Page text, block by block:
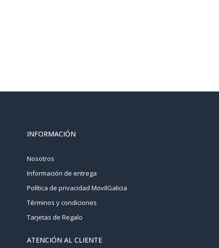
INFORMACIÓN
Nosotros
Información de entrega
Política de privacidad MovilGalicia
Términos y condiciones
Tarjetas de Regalo
ATENCIÓN AL CLIENTE